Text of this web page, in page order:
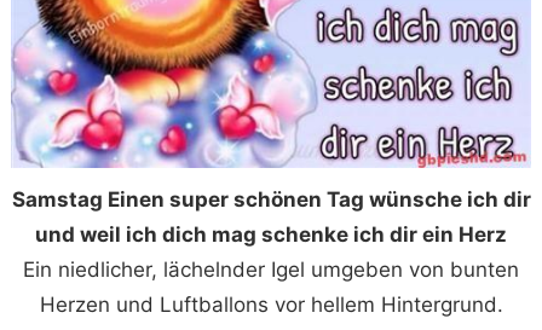
Samstag Einen super schönen Tag wünsche ich dir
und weil ich dich mag schenke ich dir ein Herz
Ein niedlicher, lächelnder Igel umgeben von bunten
Herzen und Luftballons vor hellem Hintergrund.